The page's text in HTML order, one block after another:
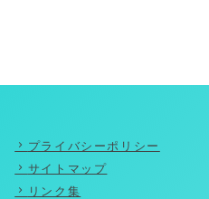
プライバシーポリシー
サイトマップ
リンク集